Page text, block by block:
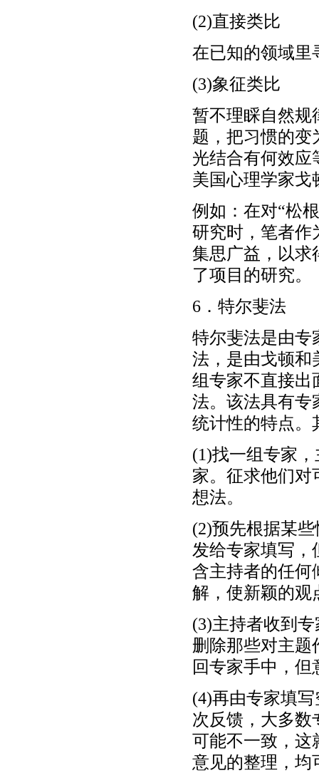
(2)直接类比
在已知的领域里
(3)象征类比
暂不理睬自然规
题，把习惯的变
光结合有何效应
美国心理学家戈
例如：在对“松
研究时，笔者作
集思广益，以求
了项目的研究。
6．特尔斐法
特尔斐法是由专
法，是由戈顿和
组专家不直接出
法。该法具有专
统计性的特点。
(1)找一组专家
家。征求他们对
想法。
(2)预先根据某
发给专家填写，
含主持者的任何
解，使新颖的观
(3)主持者收到
删除那些对主题
回专家手中，
(4)再由专家填
次反馈，大多数
可能不一致，这
意见的整理，均